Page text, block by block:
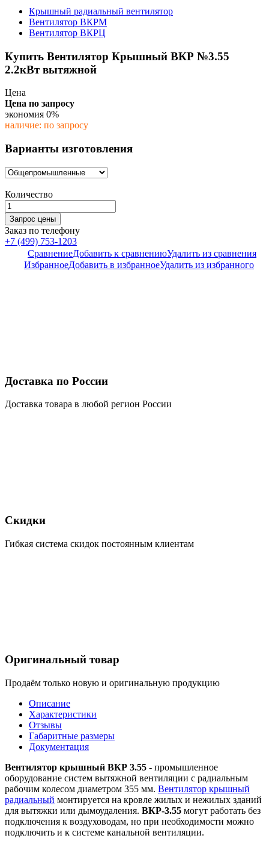
Крышный радиальный вентилятор
Вентилятор ВКРМ
Вентилятор ВКРЦ
Купить Вентилятор Крышный ВКР №3.55
2.2кВт вытяжной
Цена
Цена по запросу
экономия 0%
наличие: по запросу
Варианты изготовления
Количество
Заказ по телефону
+7 (499) 753-1203
СравнениеДобавить к сравнениюУдалить из сравнения
ИзбранноеДобавить в избранноеУдалить из избранного
Доставка по России
Доставка товара в любой регион России
Скидки
Гибкая система скидок постоянным клиентам
Оригинальный товар
Продаём только новую и оригинальную продукцию
Описание
Характеристики
Отзывы
Габаритные размеры
Документация
Вентилятор крышный ВКР 3.55 - промышленное
оборудование систем вытяжной вентиляции с радиальным
рабочим колесом диаметром 355 мм. Вентилятор крышный
радиальный монтируется на кровле жилых и нежилых зданий
для вытяжки или дымоудаления. ВКР-3.55 могут работать без
подключения к воздуховодам, но при необходимости можно
подключить и к системе канальной вентиляции.